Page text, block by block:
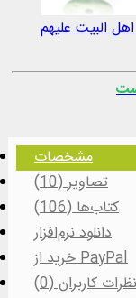
البیت علیهم
مشخصات
تصاویر (10)
کتاب‌ها (106)
دانلود نرم‌افزار
خرید از PayPal
نظرات کاربران (0)